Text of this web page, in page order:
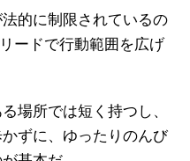
的に制限されているの
ードで行動範囲を広げ
場所では短く持つし、
ずに、ゆったりのんび